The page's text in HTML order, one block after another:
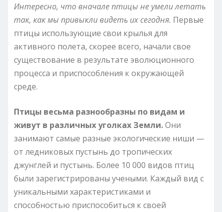
Интересно, что вначале птицы не умели летать
так, как мы привыкли видеть их сегодня. Первые
птицы использующие свои крылья для
активного полета, скорее всего, начали свое
существование в результате эволюционного
процесса и приспособления к окружающей
среде.
Птицы весьма разнообразны по видам и
живут в различных уголках Земли.Они
занимают самые разные экологические ниши —
от ледниковых пустынь до тропических
джунглей и пустынь. Более 10 000 видов птиц
были зарегистрированы учеными. Каждый вид с
уникальными характеристиками и
способностью приспособиться к своей